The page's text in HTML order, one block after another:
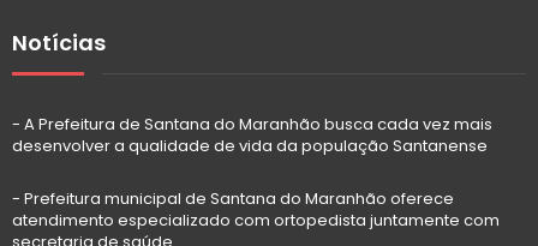
Notícias
- A Prefeitura de Santana do Maranhão busca cada vez mais
desenvolver a qualidade de vida da população Santanense
- Prefeitura municipal de Santana do Maranhão oferece
atendimento especializado com ortopedista juntamente com